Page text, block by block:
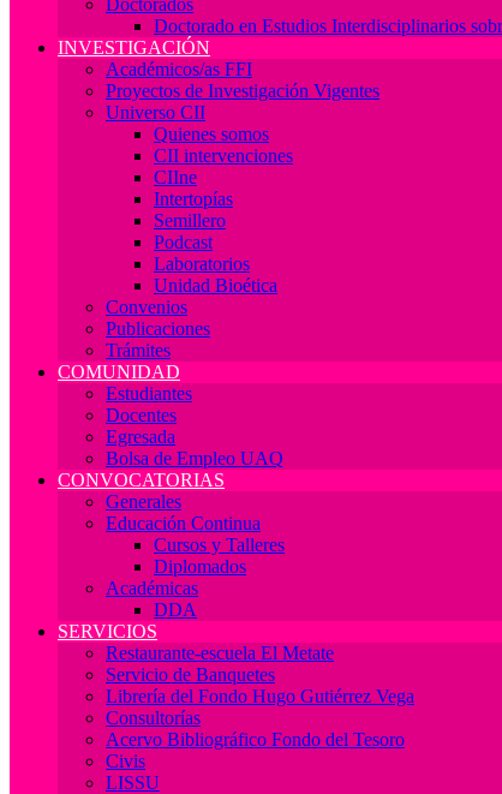
Doctorados
Doctorado en Estudios Interdisciplinarios
INVESTIGACIÓN
Académicos/as FFI
Proyectos de Investigación Vigentes
Universo CII
Quienes somos
CII intervenciones
CIIne
Intertopías
Semillero
Podcast
Laboratorios
Unidad Bioética
Convenios
Publicaciones
Trámites
COMUNIDAD
Estudiantes
Docentes
Egresada
Bolsa de Empleo UAQ
CONVOCATORIAS
Generales
Educación Continua
Cursos y Talleres
Diplomados
Académicas
DDA
SERVICIOS
Restaurante-escuela El Metate
Servicio de Banquetes
Librería del Fondo Hugo Gutiérrez Vega
Consultorías
Acervo Bibliográfico Fondo del Tesoro
Civis
LISSU